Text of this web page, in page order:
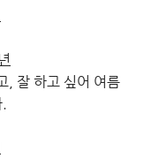
, 잘 하고 싶어 여름